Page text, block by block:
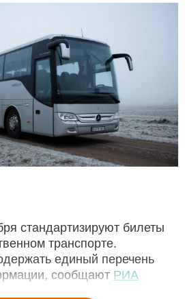
стандартизируют билеты
транспорте.
единый перечень
сообщают РИА